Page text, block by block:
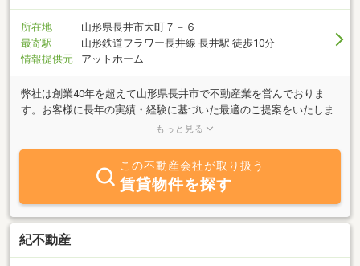
所在地
山形県長井市大町７－６
最寄駅
山形鉄道フラワー長井線 長井駅 徒歩10分
情報提供元
アットホーム
弊社は創業40年を超えて山形県長井市で不動産業を営んでおりま
す。お客様に長年の実績・経験に基づいた最適のご提案をいたしま
す。長井市内はもちろん、山形県内全域、近隣都道府県の物件もご
同業他社と取引がございますので、山形にいながら東京の不動産業
者と同様のご相談ができます。東京でマンションを検討したい、神
奈川に所有している投資用物件の売却をしたい…等ございましたら
どうぞお気軽にご連絡ください。お客様に寄り添った誠実なご提案
をさせて頂きます。ご相談お待ちしております。
もっと見る
この不動産会社が取り扱う
賃貸物件を探す
紀不動産